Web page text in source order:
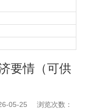
要情（可供
05-25
浏览次数：